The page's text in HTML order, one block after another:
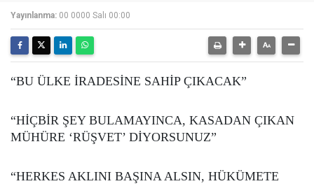
Yayınlanma: 00 0000 Salı 00:00
“BU ÜLKE İRADESİNE SAHİP ÇIKACAK”
“HİÇBİR ŞEY BULAMAYINCA, KASADAN ÇIKAN
MÜHÜRE ‘RÜŞVET’ DİYORSUNUZ”
“HERKES AKLINI BAŞINA ALSIN, HÜKÜMETE